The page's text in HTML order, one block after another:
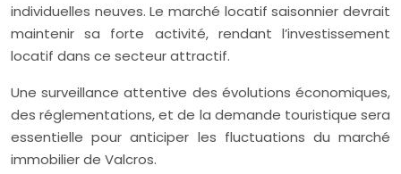
individuelles neuves. Le marché locatif saisonnier devrait
maintenir sa forte activité, rendant l’investissement
locatif dans ce secteur attractif.
Une surveillance attentive des évolutions économiques,
des réglementations, et de la demande touristique sera
essentielle pour anticiper les fluctuations du marché
immobilier de Valcros.